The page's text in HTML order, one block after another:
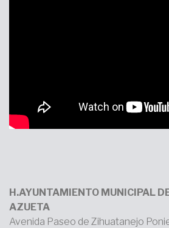
H.AYUNTAMIENTO MUNICIPAL
AZUETA
Avenida Paseo de Zihuatanejo